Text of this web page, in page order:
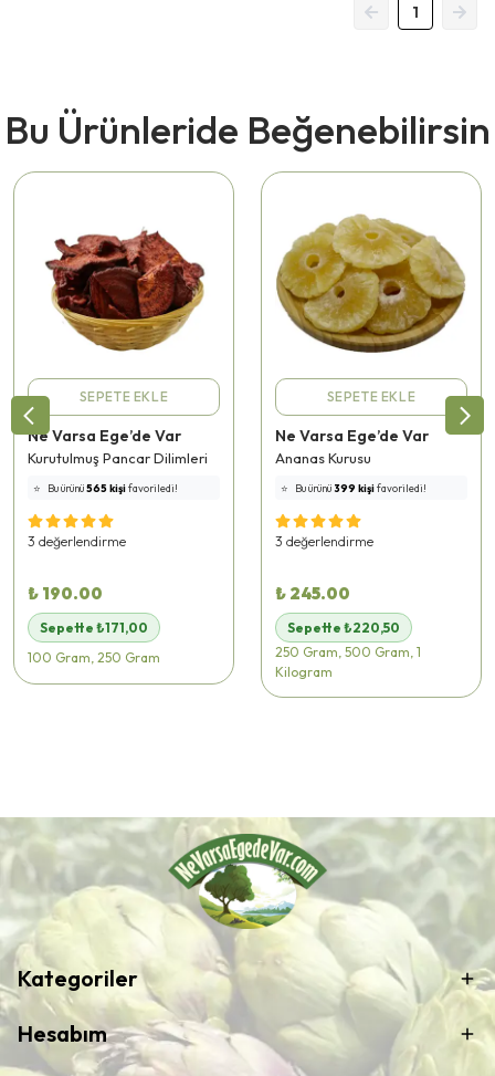
1
Bu Ürünleride Beğenebilirsin
SEPETE EKLE
Ne Varsa Ege’de Var
Kurutulmuş Pancar Dilimleri
✅ Bugün27 adet
🚚 Hızlı teslimatyapılıyor!
3 değerlendirme
₺ 190.00
Sepette ₺171,00
100 Gram, 250 Gram
SEPETE EKLE
Ne Varsa Ege’de Var
Ananas Kurusu
✅ Bugün31 adet
🚚 Hızlı teslimatyapılıyor!
3 değerlendirme
₺ 245.00
Sepette ₺220,50
250 Gram, 500 Gram, 1
Kilogram
Kategoriler
Hesabım